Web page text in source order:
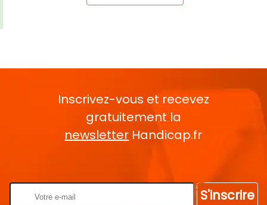
Inscrivez-vous et recevez
gratuitement la
newsletter Handicap.fr
S'inscrire